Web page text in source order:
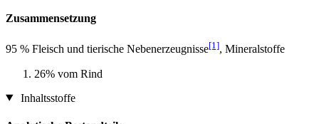
Zusammensetzung
95 % Fleisch und tierische Nebenerzeugnisse[1], Mineralstoffe
26% vom Rind
Inhaltsstoffe